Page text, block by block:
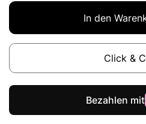
In den
Click &